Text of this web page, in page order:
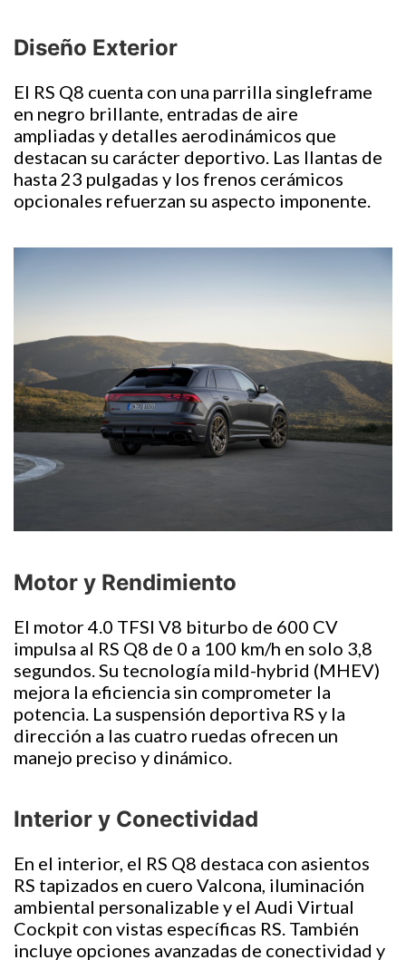
Diseño Exterior
El RS Q8 cuenta con una parrilla singleframe
en negro brillante, entradas de aire
ampliadas y detalles aerodinámicos que
destacan su carácter deportivo. Las llantas de
hasta 23 pulgadas y los frenos cerámicos
opcionales refuerzan su aspecto imponente.
Motor y Rendimiento
El motor 4.0 TFSI V8 biturbo de 600 CV
impulsa al RS Q8 de 0 a 100 km/h en solo 3,8
segundos. Su tecnología mild-hybrid (MHEV)
mejora la eficiencia sin comprometer la
potencia. La suspensión deportiva RS y la
dirección a las cuatro ruedas ofrecen un
manejo preciso y dinámico.
Interior y Conectividad
En el interior, el RS Q8 destaca con asientos
RS tapizados en cuero Valcona, iluminación
ambiental personalizable y el Audi Virtual
Cockpit con vistas específicas RS. También
incluye opciones avanzadas de conectividad y